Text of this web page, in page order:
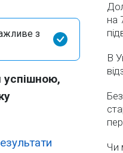
з
успішною,
на
В
Чи